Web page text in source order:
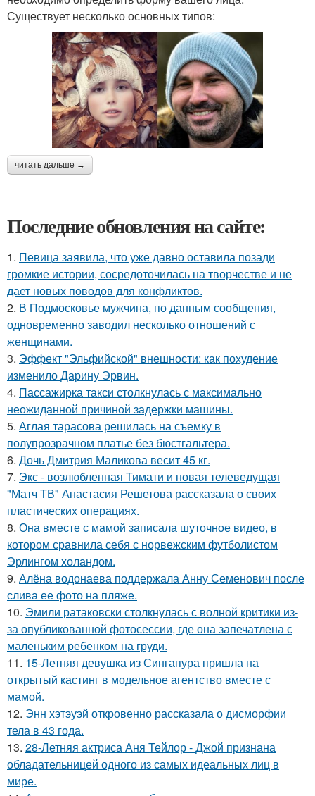
Существует несколько основных типов:
читать дальше →
Последние обновления на сайте:
1. Певица заявила, что уже давно оставила позади
громкие истории, сосредоточилась на творчестве и не
дает новых поводов для конфликтов.
2. В Подмосковье мужчина, по данным сообщения,
одновременно заводил несколько отношений с
женщинами.
3. Эффект "Эльфийской" внешности: как похудение
изменило Дарину Эрвин.
4. Пассажирка такси столкнулась с максимально
неожиданной причиной задержки машины.
5. Аглая тарасова решилась на съемку в
полупрозрачном платье без бюстгальтера.
6. Дочь Дмитрия Маликова весит 45 кг.
7. Экс - возлюбленная Тимати и новая телеведущая
"Матч ТВ" Анастасия Решетова рассказала о своих
пластических операциях.
8. Она вместе с мамой записала шуточное видео, в
котором сравнила себя с норвежским футболистом
Эрлингом холандом.
9. Алёна водонаева поддержала Анну Семенович после
слива ее фото на пляже.
10. Эмили ратаковски столкнулась с волной критики из-
за опубликованной фотосессии, где она запечатлена с
маленьким ребенком на груди.
11. 15-Летняя девушка из Сингапура пришла на
открытый кастинг в модельное агентство вместе с
мамой.
12. Энн хэтэуэй откровенно рассказала о дисморфии
тела в 43 года.
13. 28-Летняя актриса Аня Тейлор - Джой признана
обладательницей одного из самых идеальных лиц в
мире.